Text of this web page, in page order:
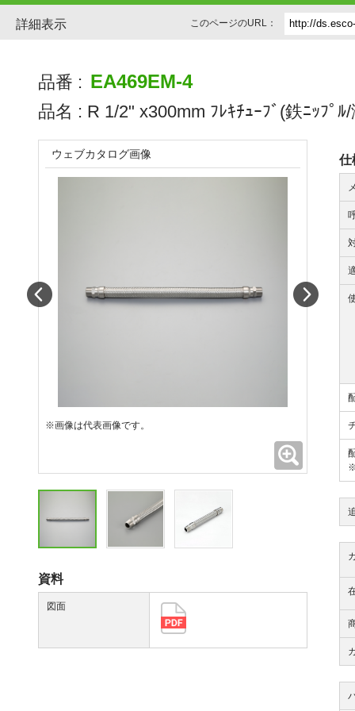
詳細表示 このページのURL：
品番 : EA469EM-4
品名 : R 1/2" x300mm ﾌﾚｷﾁｭｰﾌﾞ(鉄ﾆｯﾌﾟﾙ
仕
ウェブカタログ画像
※画像は代表画像です。
資料
図面